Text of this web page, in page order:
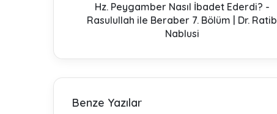
a
İ
Hz. Peygamber Nasıl İbadet Ederdi? -
Rasulullah ile Beraber 7. Bölüm | Dr. Ratib
Nablusi
Benze Yazılar